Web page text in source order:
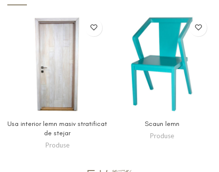
Usa interior lemn masiv stratificat
de stejar
Produse
Scaun lemn
Produse